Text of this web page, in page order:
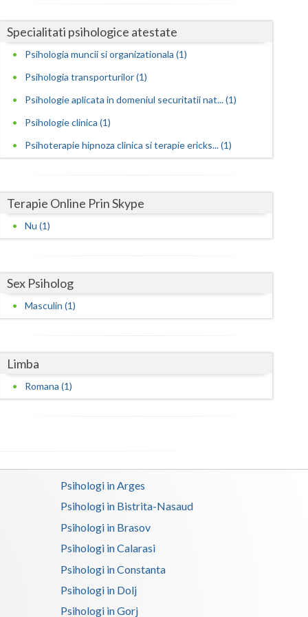
Satu-Mare
Sibiu
Suceava
Teleorman
Tulcea
Valcea
Vaslui
Dezvoltare personala pentru copii (1)
Evaluarea in scopul avizarii psihologice pentru... (1)
Evaluarea psihologica a personalului in vederea... (1)
Examinare psihologica in vederea autorizarii e... (1)
Examinare si avizare psihologica in vederea ang... (1)
Examinare si avizare psihologica in vederea obt... (1)
Examinare si avizare psihologica in vederea obt... (1)
Expertiza psihologica clinica (1)
Terapii de scurta durata (1)
Specialitati psihologice atestate
Psihologia muncii si organizationala (1)
Psihologia transporturilor (1)
Psihologie aplicata in domeniul securitatii nat... (1)
Psihologie clinica (1)
Psihoterapie hipnoza clinica si terapie ericks... (1)
Terapie Online Prin Skype
Nu (1)
Sex Psiholog
Masculin (1)
Limba
Romana (1)
Psihologi in Arges
Psihologi in Bistrita-Nasaud
Psihologi in Brasov
Psihologi in Calarasi
Psihologi in Constanta
Psihologi in Dolj
Psihologi in Gorj